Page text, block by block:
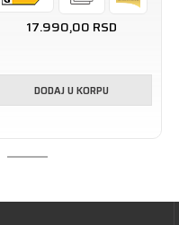
17.990,00 RSD
DODAJ U KORPU